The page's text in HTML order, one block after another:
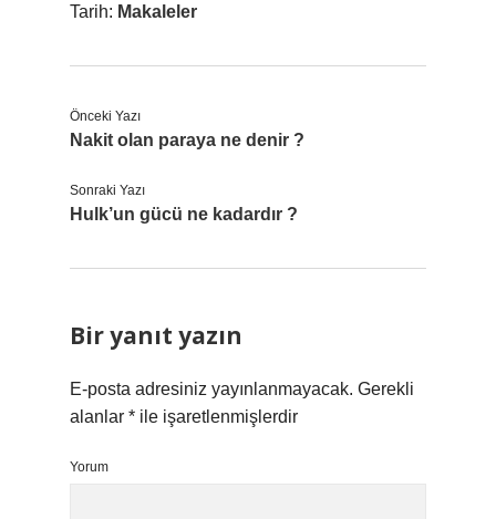
Tarih: Makaleler
Önceki Yazı
Nakit olan paraya ne denir ?
Sonraki Yazı
Hulk’un gücü ne kadardır ?
Bir yanıt yazın
E-posta adresiniz yayınlanmayacak. Gerekli
alanlar * ile işaretlenmişlerdir
Yorum